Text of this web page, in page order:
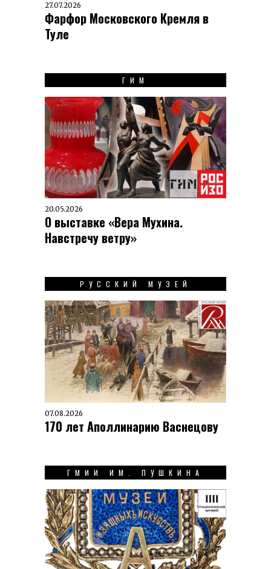
27.07.2026
Фарфор Московского Кремля в
Туле
ГИМ
20.05.2026
О выставке «Вера Мухина.
Навстречу ветру»
РУССКИЙ МУЗЕЙ
07.08.2026
170 лет Аполлинарию Васнецову
ГМИИ ИМ. ПУШКИНА